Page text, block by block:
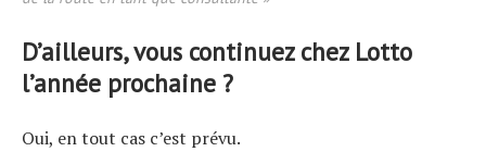
D’ailleurs, vous continuez chez Lotto
l’année prochaine ?
Oui, en tout cas c’est prévu.